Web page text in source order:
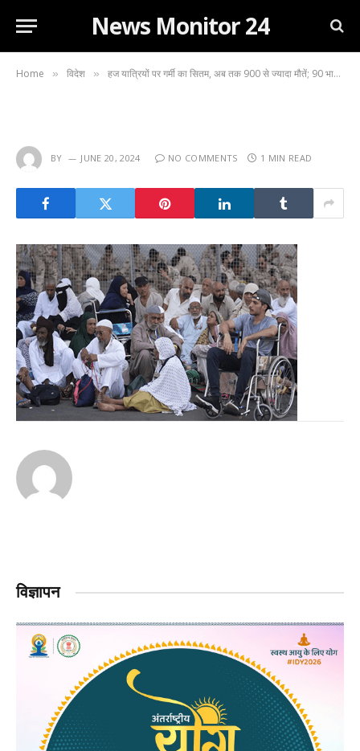
News Monitor 24
Home » विदेश » हज यात्रियों पर गर्मी का सितम, अब तक 900 से ज्यादा मौतें; 90 भारतीयों ने भी गंवाई जान…
BY JUNE 20, 2024 NO COMMENTS 1 MIN READ
विज्ञापन